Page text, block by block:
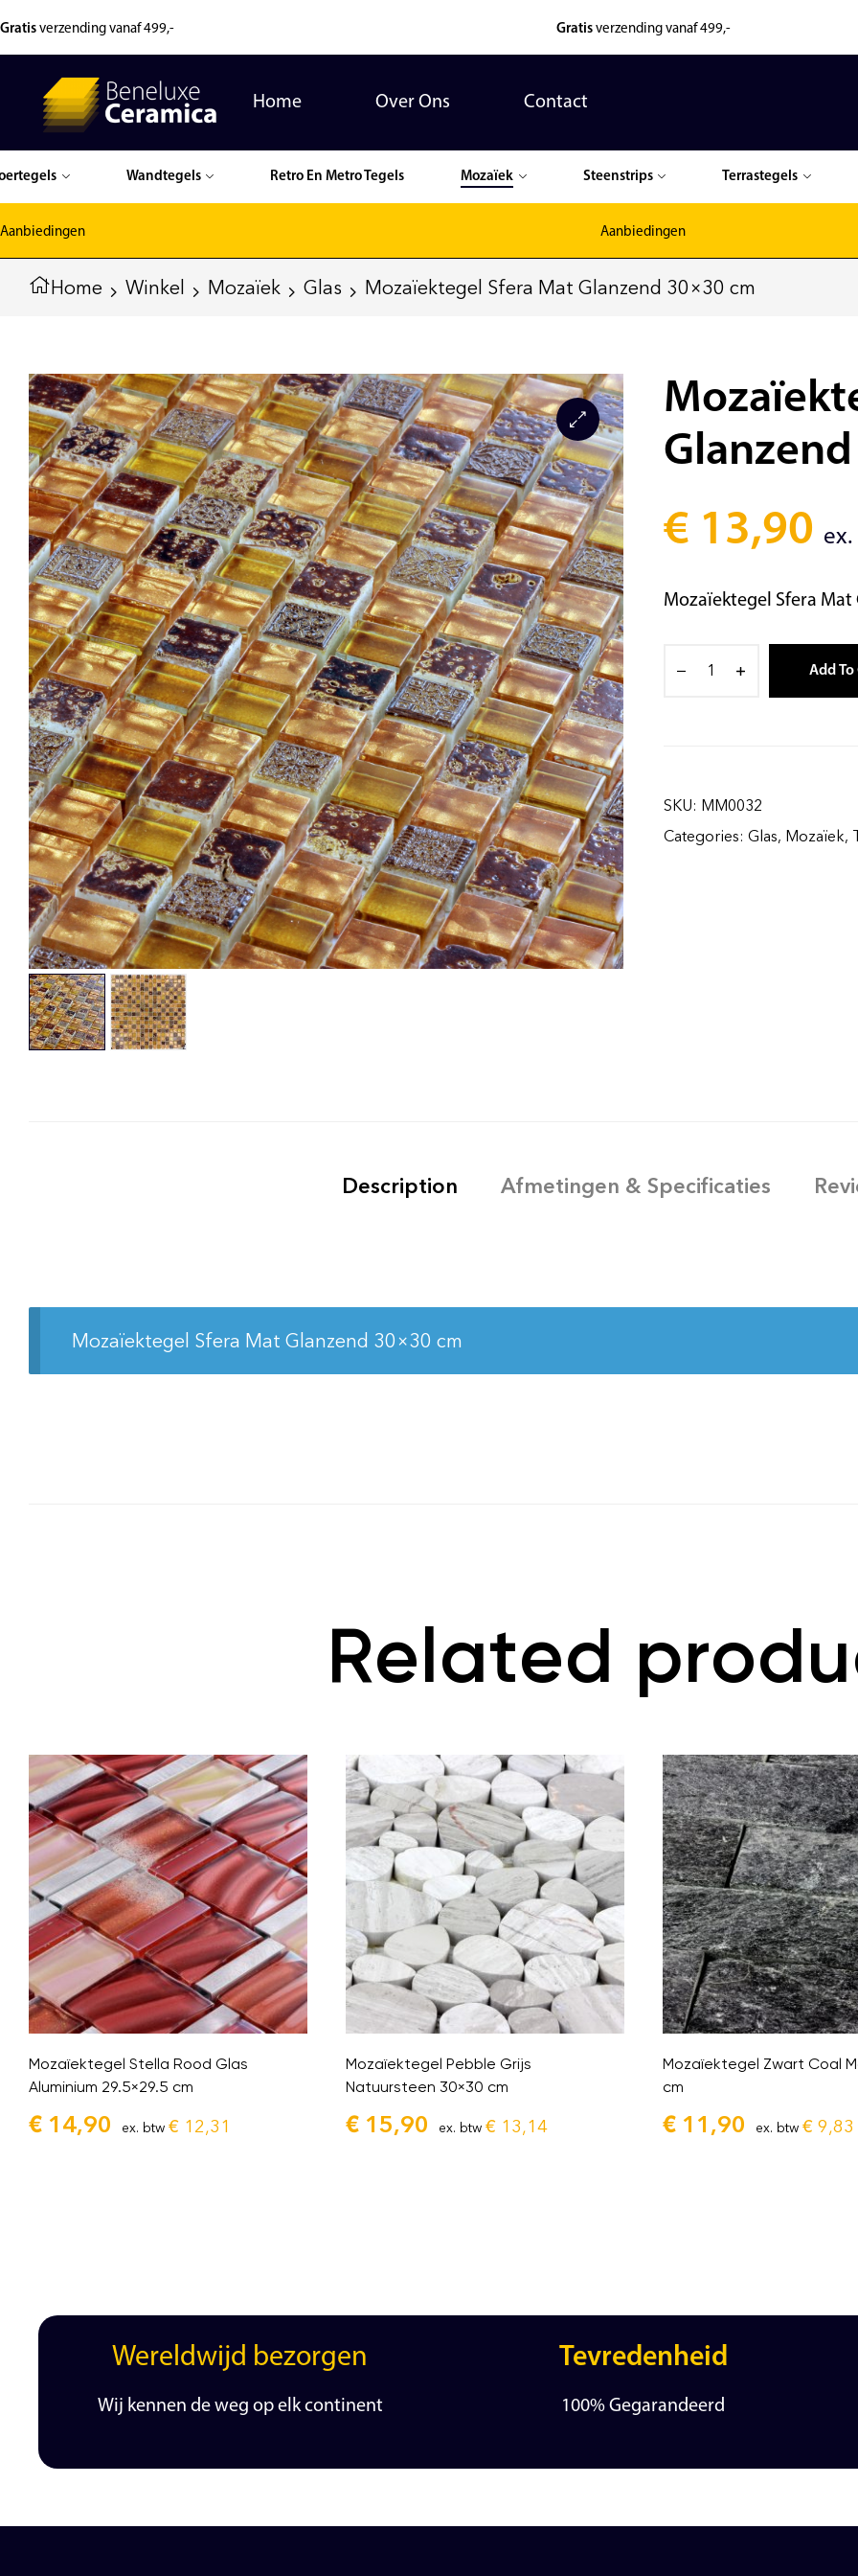
Gratis verzending vanaf 499,- Gratis verzending vanaf 499,-
Home Over Ons Contact
Wandtegels Retro En Metro Tegels Mozaïek Steenstrips Terrastegels
Aanbiedingen Aanbiedingen
Home Winkel Mozaïek Glas Mozaïektegel Sfera Mat Glanzend 30×30 cm
€ 13,90
Mozaïektegel Sfera Mat
Add To
SKU: MM0032
Categories: Glas, Mozaïek,
Description Afmetingen & Specificaties
Mozaïektegel Sfera Mat Glanzend 30×30 cm
Related
Mozaïektegel Stella Rood Glas
Aluminium 29.5×29.5 cm
€ 14,90 ex. btw € 12,31
Mozaïektegel Pebble Grijs
Natuursteen 30×30 cm
€ 15,90 ex. btw € 13,14
Mozaïektegel Zwart Coal
cm
€ 11,90 ex. btw € 9,83
Wereldwijd bezorgen
Wij kennen de weg op elk continent
Tevredenheid
100% Gegarandeerd